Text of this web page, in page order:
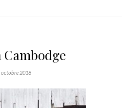
Cambodge
octobre 2018